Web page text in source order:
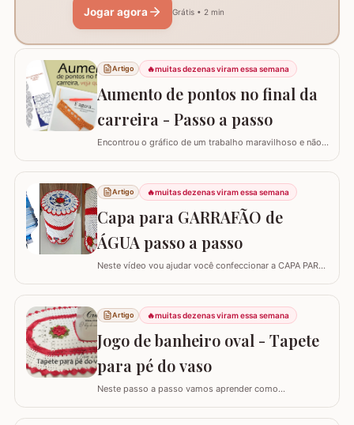
Jogar agora Grátis • 2 min
Artigo 🔥muitas dezenas viram essa semana
Aumento de pontos no final da
carreira - Passo a passo
Encontrou o gráfico de um trabalho maravilhoso e não
explicar de forma simples como interpretar o gráfico,
calcular a quantidade de correntes para iniciar um
trabalho e aumentar a quantidade de pontos no início ou
no final da carreira. (Link para…
Artigo 🔥muitas dezenas viram essa semana
Capa para GARRAFÃO de
ÁGUA passo a passo
Neste vídeo vou ajudar você confeccionar a CAPA PARA
sucesso agora com passo a passo super detalhado.
Esta capa veste bem um GARRAFÃO de 20 l e você pode
diminuir a quantidade de flores para fazer a capa para
um garrafão menor, aliás, se o seu ponto for…
Artigo 🔥muitas dezenas viram essa semana
Jogo de banheiro oval - Tapete
para pé do vaso
Neste passo a passo vamos aprender como
compõe o jogo de banheiro oval. Este jogo de banheiro